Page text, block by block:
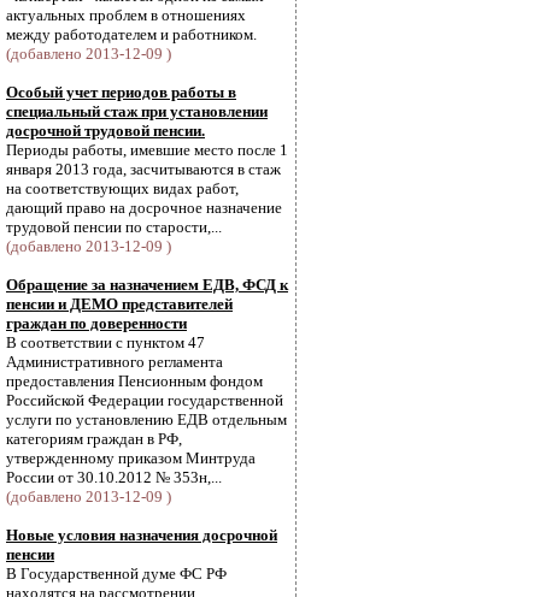
актуальных проблем в отношениях
между работодателем и работником.
(добавлено 2013-12-09 )
Особый учет периодов работы в
специальный стаж при установлении
досрочной трудовой пенсии.
Периоды работы, имевшие место после 1
января 2013 года, засчитываются в стаж
на соответствующих видах работ,
дающий право на досрочное назначение
трудовой пенсии по старости,...
(добавлено 2013-12-09 )
Обращение за назначением ЕДВ, ФСД к
пенсии и ДЕМО представителей
граждан по доверенности
В соответствии с пунктом 47
Административного регламента
предоставления Пенсионным фондом
Российской Федерации государственной
услуги по установлению ЕДВ отдельным
категориям граждан в РФ,
утвержденному приказом Минтруда
России от 30.10.2012 № 353н,...
(добавлено 2013-12-09 )
Новые условия назначения досрочной
пенсии
В Государственной думе ФС РФ
находятся на рассмотрении